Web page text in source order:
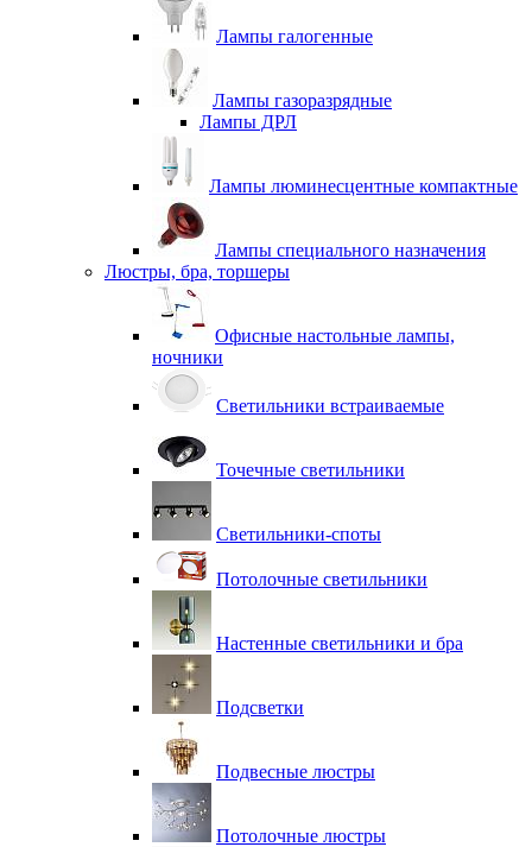
Лампы галогенные
Лампы газоразрядные
Лампы ДРЛ
Лампы люминесцентные компактные
Лампы специального назначения
Люстры, бра, торшеры
Офисные настольные лампы,
ночники
Светильники встраиваемые
Точечные светильники
Светильники-споты
Потолочные светильники
Настенные светильники и бра
Подсветки
Подвесные люстры
Потолочные люстры